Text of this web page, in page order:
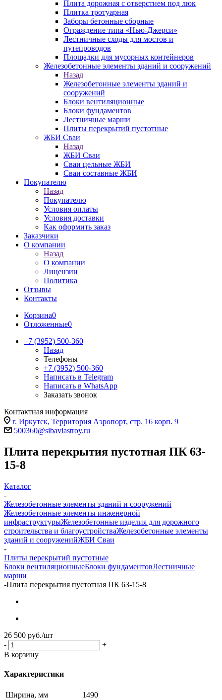
Плита дорожная с отверстием под люк
Плитка тротуарная
Заборы бетонные сборные
Ограждение типа «Нью-Джерси»
Лестничные сходы для мостов и
путепроводов
Площадки для мусорных контейнеров
Железобетонные элементы зданий и сооружений
Назад
Железобетонные элементы зданий и
сооружений
Блоки вентиляционные
Блоки фундаментов
Лестничные марши
Плиты перекрытий пустотные
ЖБИ Сваи
Назад
ЖБИ Сваи
Сваи цельные ЖБИ
Сваи составные ЖБИ
Покупателю
Назад
Покупателю
Условия оплаты
Условия доставки
Как оформить заказ
Заказчики
О компании
Назад
О компании
Лицензии
Политика
Отзывы
Контакты
Корзина0
Отложенные0
+7 (3952) 500-360
Назад
Телефоны
+7 (3952) 500-360
Написать в Telegram
Написать в WhatsApp
Заказать звонок
Контактная информация
г. Иркутск, Территория Аэропорт, стр. 16 корп. 9
500360@sibaviastroy.ru
Плита перекрытия пустотная ПК 63-
15-8
Каталог
-
Железобетонные элементы зданий и сооружений
Железобетонные элементы инженерной
инфраструктурыЖелезобетонные изделия для дорожного
строительства и благоустройстваЖелезобетонные элементы
зданий и сооруженийЖБИ Сваи
-
Плиты перекрытий пустотные
Блоки вентиляционныеБлоки фундаментовЛестничные
марши
-Плита перекрытия пустотная ПК 63-15-8
26 500 руб./шт
-
+
В корзину
Характеристики
Ширина, мм
1490